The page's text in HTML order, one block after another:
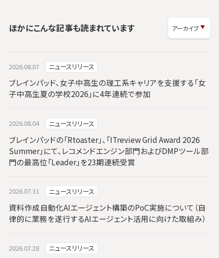
ほかにこんな記事も読まれています
2026.08.07 ニュースリリース
ブレインパッド、女子中高生の理工系キャリアを支援する「女
子中高生夏の学校2026」に4年連続で参加
2026.08.04 ニュースリリース
ブレインパッドの「Rtoaster」、「ITreview Grid Award 2026
Summer」にて、レコメンドエンジン部門およびDMPツール部
門の最高位「Leader」を23期連続受賞
2026.07.31 ニュースリリース
資料作成自動化AIエージェント構築のPoC実施について（自
律的に業務を遂行するAIエージェント活用に向けた取組み）
2026.07.28 ニュースリリース